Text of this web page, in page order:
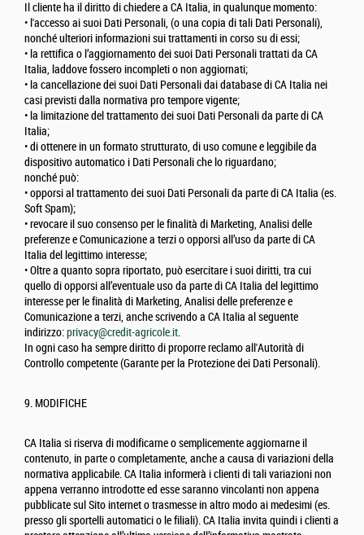
Il cliente ha il diritto di chiedere a CA Italia, in qualunque momento:
• l'accesso ai suoi Dati Personali, (o una copia di tali Dati Personali),
nonché ulteriori informazioni sui trattamenti in corso su di essi;
• la rettifica o l’aggiornamento dei suoi Dati Personali trattati da CA
Italia, laddove fossero incompleti o non aggiornati;
• la cancellazione dei suoi Dati Personali dai database di CA Italia nei
casi previsti dalla normativa pro tempore vigente;
• la limitazione del trattamento dei suoi Dati Personali da parte di CA
Italia;
• di ottenere in un formato strutturato, di uso comune e leggibile da
dispositivo automatico i Dati Personali che lo riguardano;
nonché può:
• opporsi al trattamento dei suoi Dati Personali da parte di CA Italia (es.
Soft Spam);
• revocare il suo consenso per le finalità di Marketing, Analisi delle
preferenze e Comunicazione a terzi o opporsi all’uso da parte di CA
Italia del legittimo interesse;
• Oltre a quanto sopra riportato, può esercitare i suoi diritti, tra cui
quello di opporsi all’eventuale uso da parte di CA Italia del legittimo
interesse per le finalità di Marketing, Analisi delle preferenze e
Comunicazione a terzi, anche scrivendo a CA Italia al seguente
indirizzo:privacy@credit-agricole.it.
In ogni caso ha sempre diritto di proporre reclamo all'Autorità di
Controllo competente (Garante per la Protezione dei Dati Personali).
9. MODIFICHE
CA Italia si riserva di modificarne o semplicemente aggiornarne il
contenuto, in parte o completamente, anche a causa di variazioni della
normativa applicabile. CA Italia informerà i clienti di tali variazioni non
appena verranno introdotte ed esse saranno vincolanti non appena
pubblicate sul Sito internet o trasmesse in altro modo ai medesimi (es.
presso gli sportelli automatici o le filiali). CA Italia invita quindi i clienti a